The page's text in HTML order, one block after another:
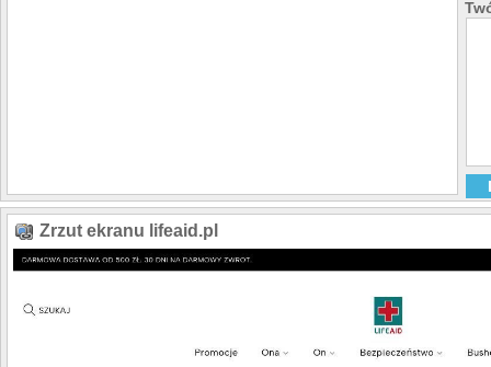
Zrzut ekranu lifeaid.pl